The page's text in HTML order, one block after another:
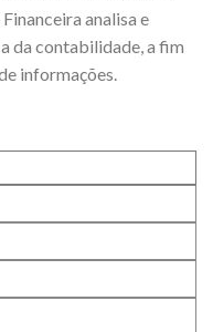
analisa e
da contabilidade, a fim
informações.